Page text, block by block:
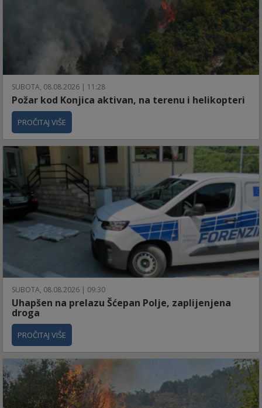
SUBOTA, 08.08.2026 | 11:28
Požar kod Konjica aktivan, na terenu i helikopteri
PROČITAJ VIŠE
SUBOTA, 08.08.2026 | 09:30
Uhapšen na prelazu Šćepan Polje, zaplijenjena
droga
PROČITAJ VIŠE